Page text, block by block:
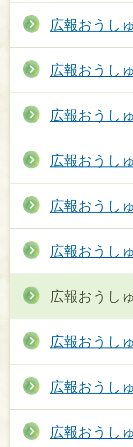
広報おうし
広報おうし
広報おうし
広報おうし
広報おうし
広報おうし
広報おうし
広報おうし
広報おうし
広報おうし